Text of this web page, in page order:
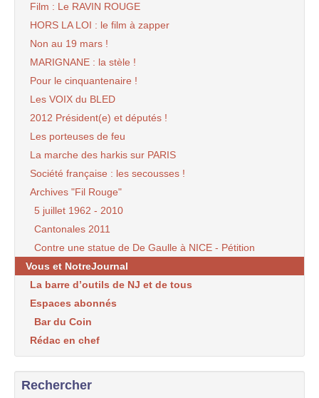
Film : Le RAVIN ROUGE
HORS LA LOI : le film à zapper
Non au 19 mars !
MARIGNANE : la stèle !
Pour le cinquantenaire !
Les VOIX du BLED
2012 Président(e) et députés !
Les porteuses de feu
La marche des harkis sur PARIS
Société française : les secousses !
Archives "Fil Rouge"
5 juillet 1962 - 2010
Cantonales 2011
Contre une statue de De Gaulle à NICE - Pétition
Vous et NotreJournal
La barre d’outils de NJ et de tous
Espaces abonnés
Bar du Coin
Rédac en chef
Rechercher